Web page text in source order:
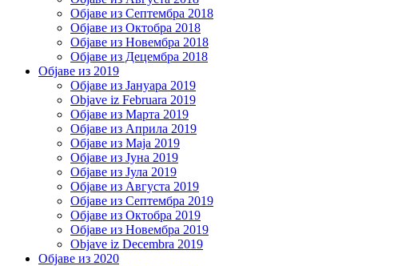
Објаве из Септембра 2018
Објаве из Октобра 2018
Објаве из Новембра 2018
Објаве из Децембра 2018
Објаве из 2019
Објаве из Јануара 2019
Objave iz Februara 2019
Објаве из Марта 2019
Објаве из Априла 2019
Објаве из Маја 2019
Објаве из Јуна 2019
Објаве из Јула 2019
Објаве из Августа 2019
Објаве из Септембра 2019
Објаве из Октобра 2019
Објаве из Новембра 2019
Objave iz Decembra 2019
Објаве из 2020